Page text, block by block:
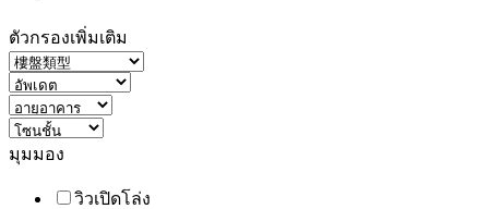
ตัวกรองเพิ่มเติม
มุมมอง
วิวเปิดโล่ง